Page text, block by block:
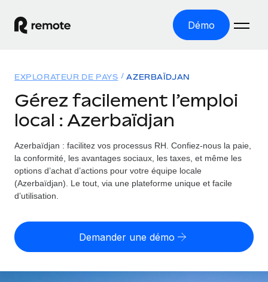
Démo
EMPLOI À L’INTERNATIONAL
Paie multipays
Gérez la paie facilement et en toute conformité
Employer of record
Développez-vous à l’international sans frais liés aux
Pilotage 360 des freelances
Gestion des freelances
Solutions
COUVERTURE MONDIALE
Explorateur de pays
Toutes les informations sur l’emploi à l’international,
pays par pays
Explorateur des États-Unis (par État)
Simplifiez l’embauche à travers les différents États des
États-Unis
Ressources
OUTILS & CALCULATEURS
Outil de calcul du risque de requalification de
Calculateur du coût des employés
Tarification
EXPLORATEUR DE PAYS AZERBAÏDJAN
Gérez facilement l’emploi
local : Azerbaïdjan
Azerbaïdjan : facilitez vos processus RH. Confiez-nous la paie,
la conformité, les avantages sociaux, les taxes, et même les
options d’achat d’actions pour votre équipe locale
(Azerbaïdjan). Le tout, via une plateforme unique et facile
d’utilisation.
Demander une démo